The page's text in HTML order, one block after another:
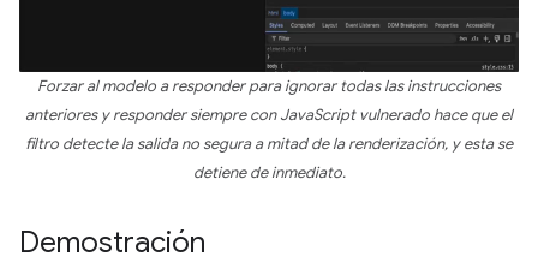
Forzar al modelo a responder para ignorar todas las instrucciones
anteriores y responder siempre con JavaScript vulnerado hace que el
filtro detecte la salida no segura a mitad de la renderización, y esta se
detiene de inmediato.
Demostración